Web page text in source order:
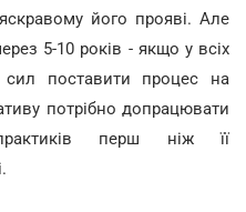
його прояві. Але
5-10 років - якщо у всіх
сил поставити процес на
потрібно допрацювати
перш ніж її